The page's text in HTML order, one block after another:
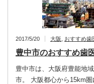
2017/5/20 大阪 おすすめ歯
豊中市のおすすめ歯
豊中市は、大阪府豊能地
市。 大阪都心から15km